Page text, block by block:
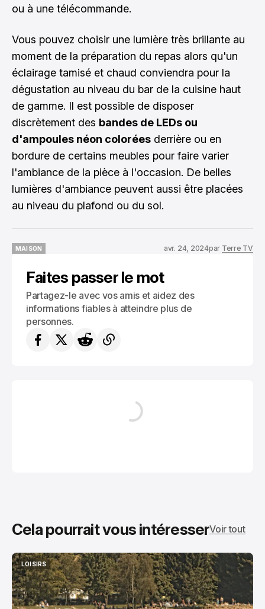
ou à une télécommande.
Vous pouvez choisir une lumière très brillante au
moment de la préparation du repas alors qu'un
éclairage tamisé et chaud conviendra pour la
dégustation au niveau du bar de la cuisine haut
de gamme. Il est possible de disposer
discrètement des bandes de LEDs ou
d'ampoules néon colorées derrière ou en
bordure de certains meubles pour faire varier
l'ambiance de la pièce à l'occasion. De belles
lumières d'ambiance peuvent aussi être placées
au niveau du plafond ou du sol.
MAISON
avr. 24, 2024par Terre TV
Faites passer le mot
Partagez-le avec vos amis et aidez des
informations fiables à atteindre plus de
personnes.
Cela pourrait vous intéresserVoir tout
LOISIRS
LOISIRS